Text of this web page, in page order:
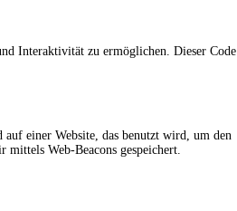
Interaktivität zu ermöglichen. Dieser Code
einer Website, das benutzt wird, um den
Web-Beacons gespeichert.